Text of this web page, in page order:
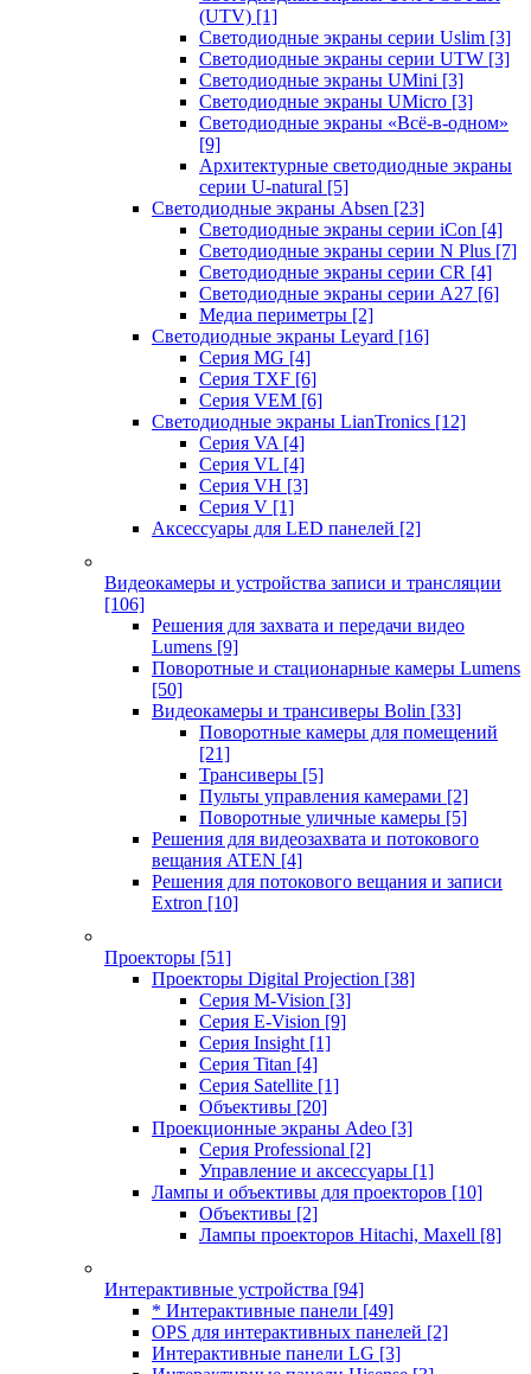
(UTV) [1]
Светодиодные экраны серии Uslim [3]
Светодиодные экраны серии UTW [3]
Светодиодные экраны UMini [3]
Светодиодные экраны UMicro [3]
Светодиодные экраны «Всё-в-одном»
[9]
Архитектурные светодиодные экраны
серии U-natural [5]
Светодиодные экраны Absen [23]
Светодиодные экраны серии iCon [4]
Светодиодные экраны серии N Plus [7]
Светодиодные экраны серии CR [4]
Светодиодные экраны серии А27 [6]
Медиа периметры [2]
Светодиодные экраны Leyard [16]
Серия MG [4]
Серия TXF [6]
Серия VEM [6]
Светодиодные экраны LianTronics [12]
Серия VA [4]
Серия VL [4]
Серия VH [3]
Серия V [1]
Аксессуары для LED панелей [2]
Видеокамеры и устройства записи и трансляции
[106]
Решения для захвата и передачи видео
Lumens [9]
Поворотные и стационарные камеры Lumens
[50]
Видеокамеры и трансиверы Bolin [33]
Поворотные камеры для помещений
[21]
Трансиверы [5]
Пульты управления камерами [2]
Поворотные уличные камеры [5]
Решения для видеозахвата и потокового
вещания ATEN [4]
Решения для потокового вещания и записи
Extron [10]
Проекторы [51]
Проекторы Digital Projection [38]
Серия M-Vision [3]
Серия E-Vision [9]
Серия Insight [1]
Серия Titan [4]
Серия Satellite [1]
Объективы [20]
Проекционные экраны Adeo [3]
Серия Professional [2]
Управление и аксессуары [1]
Лампы и объективы для проекторов [10]
Объективы [2]
Лампы проекторов Hitachi, Maxell [8]
Интерактивные устройства [94]
* Интерактивные панели [49]
OPS для интерактивных панелей [2]
Интерактивные панели LG [3]